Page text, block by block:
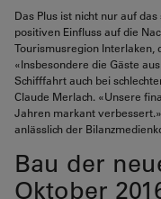
Das Plus ist nicht nur auf
positiven Einfluss auf die
Tourismusregion Interlaken,
«Insbesondere die Gäste
Schifffahrt auch bei
Claude Merlach. «Unsere
Jahren markant
anlässlich der
Bau der
Oktober